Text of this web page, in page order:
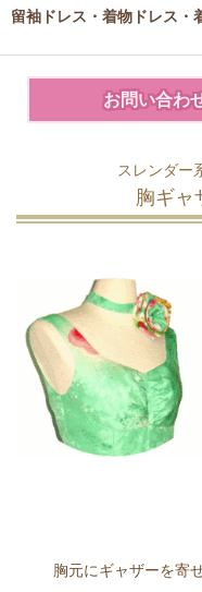
留袖ドレス・着物ドレス・
お問い合わ
スレンダー
胸ギャ
胸元にギャザーを寄